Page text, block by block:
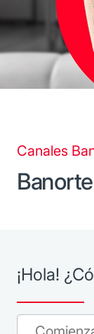
Canales
¡Hola!